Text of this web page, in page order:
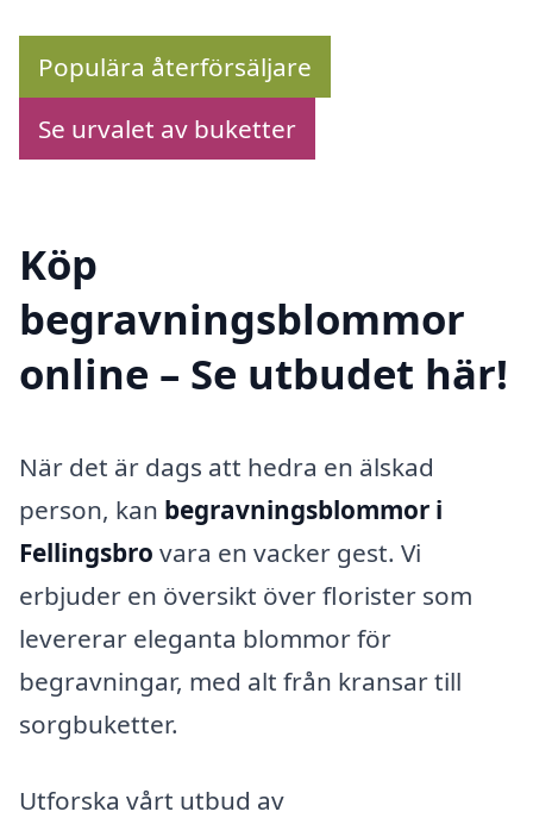
Populära återförsäljare
Se urvalet av buketter
Köp
begravningsblommor
online – Se utbudet här!
När det är dags att hedra en älskad
person, kan begravningsblommor i
Fellingsbro vara en vacker gest. Vi
erbjuder en översikt över florister som
levererar eleganta blommor för
begravningar, med alt från kransar till
sorgbuketter.
Utforska vårt utbud av